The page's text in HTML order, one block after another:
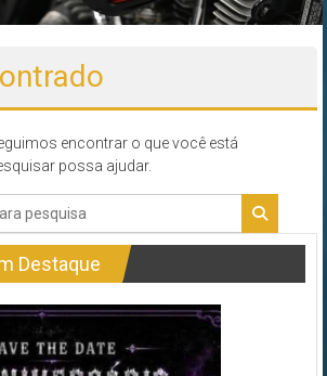
encontrar o que você está
possa ajudar.
Destaque